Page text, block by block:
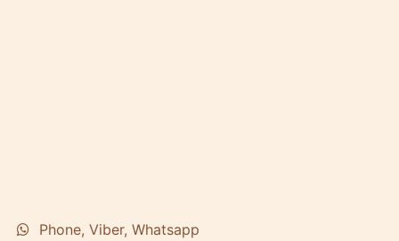
Phone, Viber, Whatsapp